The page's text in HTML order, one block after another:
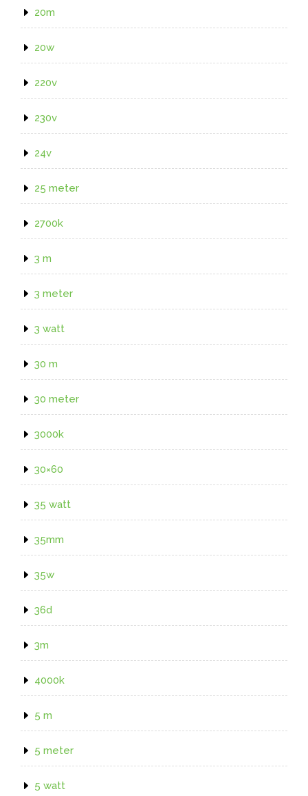
20m
20w
220v
230v
24v
25 meter
2700k
3 m
3 meter
3 watt
30 m
30 meter
3000k
30×60
35 watt
35mm
35w
36d
3m
4000k
5 m
5 meter
5 watt